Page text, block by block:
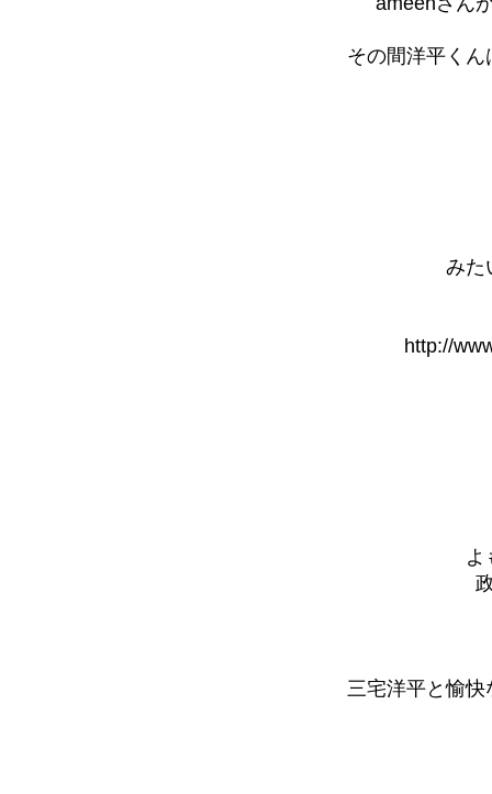
その間洋平く
みた
http://
よ
三宅洋平と愉